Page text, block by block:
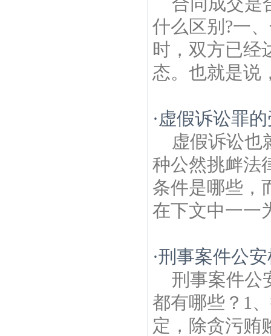
什么区别?一
时，双方已经
态。也就是说
·虚假诉讼罪
虚假诉讼也
种公然挑衅法
条件是哪些，
在下文中一一
·刑事案件公
刑事案件公
都有哪些？1
定，除贪污贿